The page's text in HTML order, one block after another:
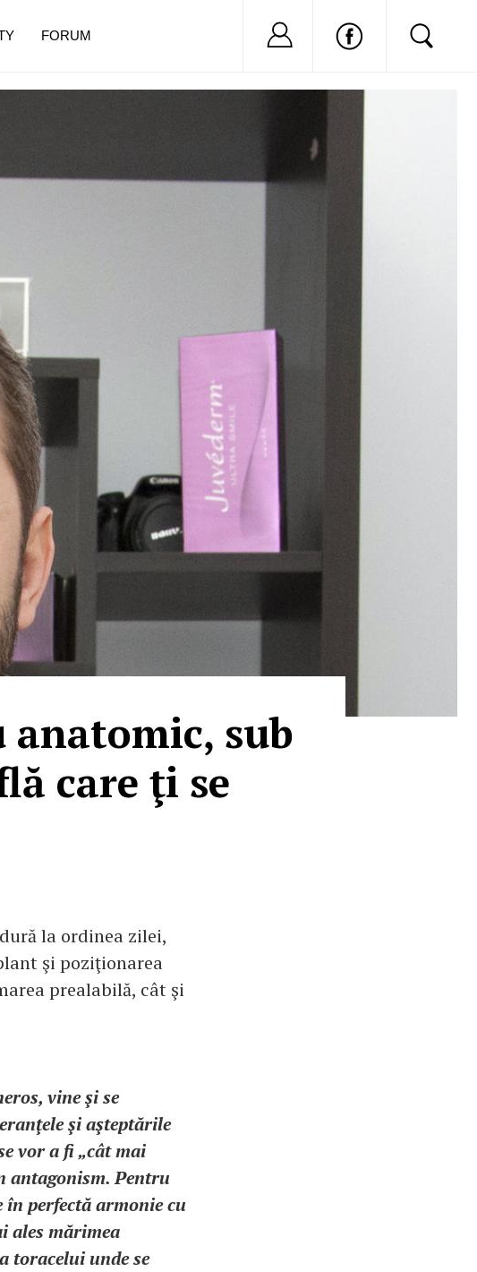
sub
care ţi se
la ordinea zilei,
şi poziţionarea
prealabilă, cât şi
vine şi se
şi aşteptările
vor a fi „cât mai
antagonism. Pentru
perfectă armonie cu
ales mărimea
toracelui unde se
FORUM Nu ai cont?